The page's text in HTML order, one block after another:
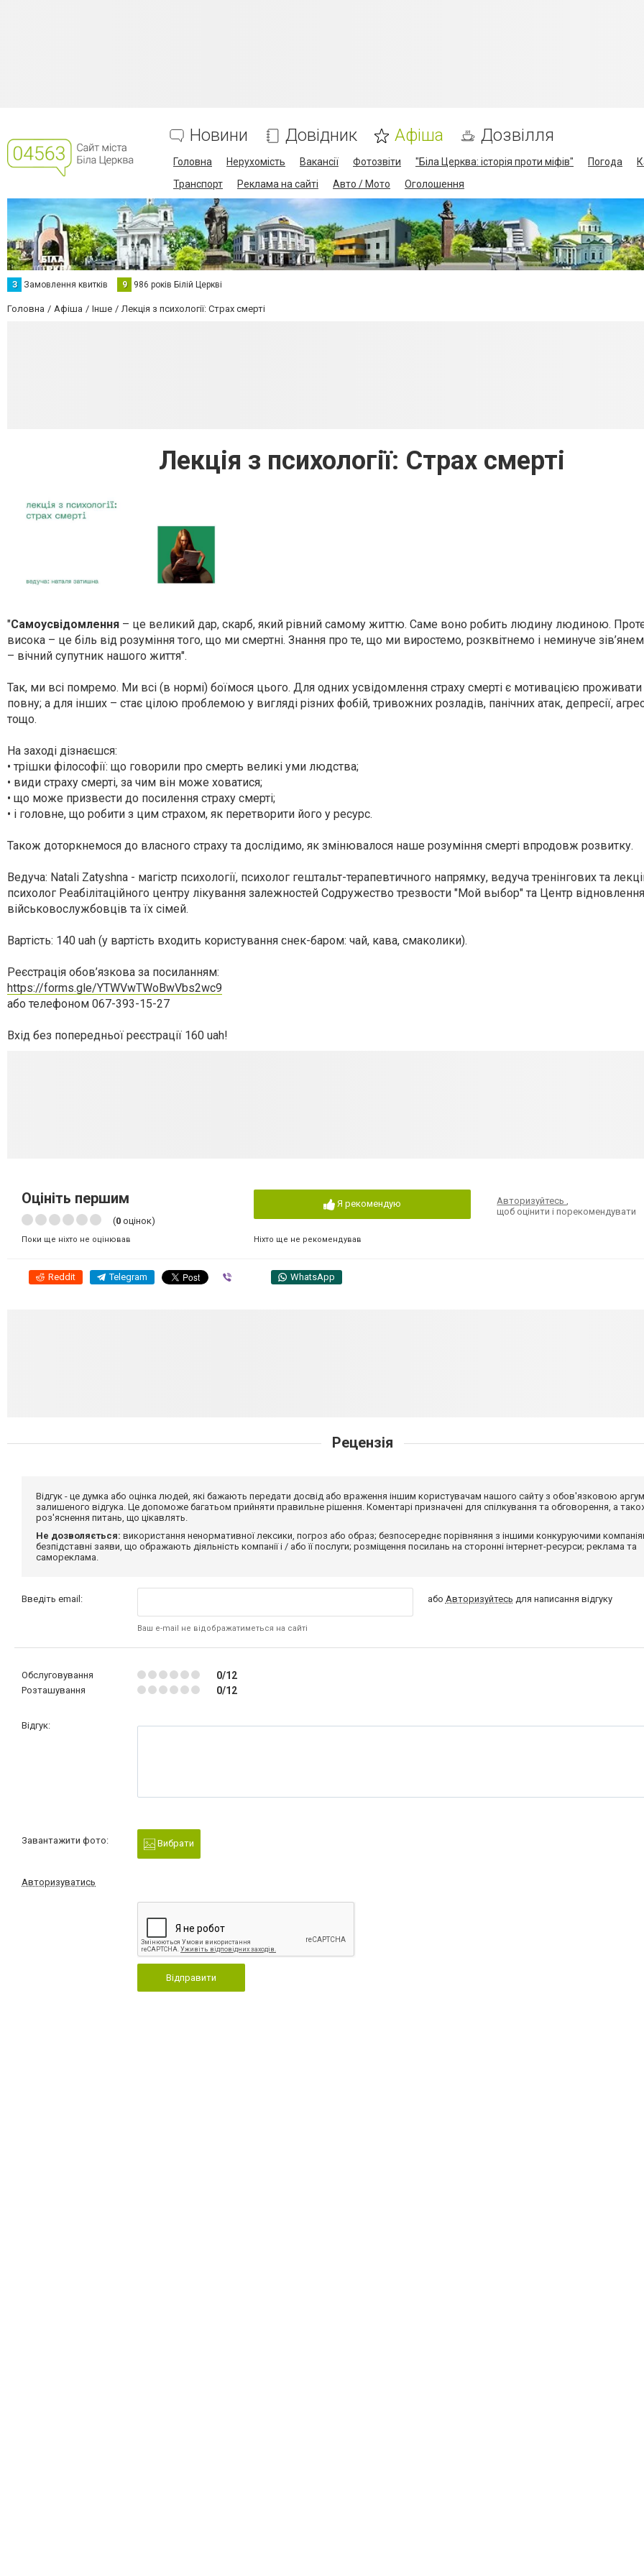
Новини Довідник Афіша Дозвілля
Головна Нерухомість Вакансії Фотозвіти "Біла Церква: історія проти міфів" Погода
Транспорт
Реклама на сайті Авто / Мото Оголошення
З Замовлення квитків 9 986 років Білій Церкві
Головна Афіша Інше Лекція з психології: Страх смерті
Лекція з психології: Страх смерті
"Самоусвідомлення – це великий дар, скарб, який рівний самому життю. Саме воно робить людину людиною.
висока – це біль від розуміння того, що ми смертні. Знання про те, що ми виростемо, розквітнемо і неминуче
– вічний супутник нашого життя".
Так, ми всі помремо. Ми всі (в нормі) боїмося цього. Для одних усвідомлення страху смерті є мотивацією
повну; а для інших – стає цілою проблемою у вигляді різних фобій, тривожних розладів, панічних атак, депресії,
тощо.
На заході дізнаєшся:
• трішки філософії: що говорили про смерть великі уми людства;
• види страху смерті, за чим він може ховатися;
• що може призвести до посилення страху смерті;
• і головне, що робити з цим страхом, як перетворити його у ресурс.
Також доторкнемося до власного страху та дослідимо, як змінювалося наше розуміння смерті впродовж розвитку.
Ведуча: Natali Zatyshna - магістр психології, психолог гештальт-терапевтичного напрямку, ведуча тренінгових та
психолог Реабілітаційного центру лікування залежностей Содружество трезвости "Мой выбор" та Центр відновлення
військовослужбовців та їх сімей.
Вартість: 140 uah (у вартість входить користування снек-баром: чай, кава, смаколики).
Реєстрація обов’язкова за посиланням:
https://forms.gle/YTWVwTWoBwVbs2wc9
або телефоном 067-393-15-27
Вхід без попередньої реєстрації 160 uah!
Оцініть першим
(0 оцінок)
Поки ще ніхто не оцінював
Я рекомендую
Ніхто ще не рекомендував
Авторизуйтесь,
щоб оцінити і порекомендувати
Reddit Telegram WhatsApp
Рецензія
Відгук - це думка або оцінка людей, які бажають передати досвід або враження іншим користувачам нашого сайту з обов'язковою
залишеного відгука. Це допоможе багатьом прийняти правильне рішення. Коментарі призначені для спілкування та обговорення, а
роз'яснення питань, що цікавлять.
Не дозволяється: використання ненормативної лексики, погроз або образ; безпосереднє порівняння з іншими конкуруючими
безпідставні заяви, що ображають діяльність компанії і / або її послуги; розміщення посилань на сторонні інтернет-ресурси; реклама та
самореклама.
Введіть email:
Ваш e-mail не відображатиметься на сайті
або Авторизуйтесь для написання відгуку
Обслуговування 0/12
Розташування 0/12
Відгук:
Завантажити фото: Вибрати
Авторизуватись
Відправити